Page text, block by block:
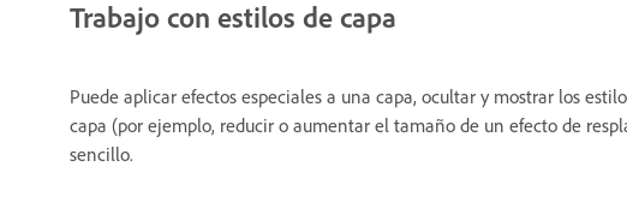
Trabajo con estilos de capa
Puede aplicar efectos especiales a una capa, ocultar y mostrar los
capa (por ejemplo, reducir o aumentar el tamaño de un efecto de
sencillo.